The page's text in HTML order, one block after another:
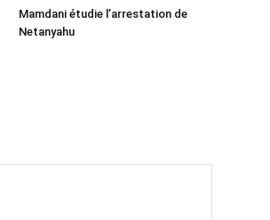
Mamdani étudie l’arrestation de
Netanyahu